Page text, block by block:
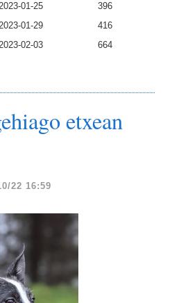
01-25
396
01-29
416
02-03 664
etxean
22 16:59